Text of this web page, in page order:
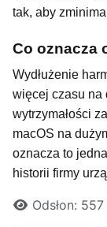
tak, aby
Co oznacza
Wydłużenie
więcej czasu na
wytrzymałości
macOS na
oznacza to
historii firmy
Odsłon: 557